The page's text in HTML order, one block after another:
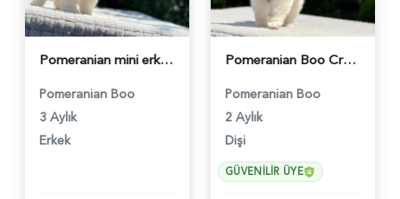
Pomeranian mini erkek yavrumuz teddy - 6256
Pomeranian Boo
3 Aylık
Erkek
Pomeranian Boo Cream Beyaz Yavrumuz - 6251
Pomeranian Boo
2 Aylık
Dişi
GÜVENILIR ÜYE